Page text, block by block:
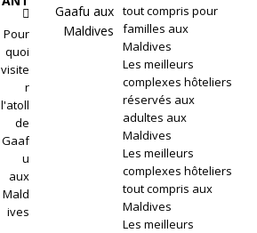
s
Pour
quoi
visite
r
l'atoll
de
Gaaf
u
aux
Mald
ives
tout compris pour
familles aux
Maldives
Les meilleurs
complexes hôteliers
réservés aux
adultes aux
Maldives
Les meilleurs
complexes hôteliers
tout compris aux
Maldives
Les meilleurs